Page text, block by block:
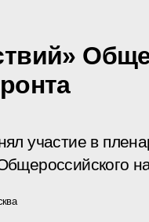
участие в